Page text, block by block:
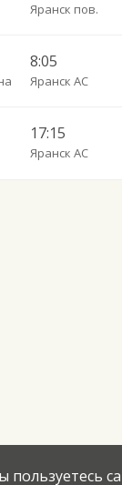
Яранск пов.
8:05
Яранск АС
17:15
Яранск АС